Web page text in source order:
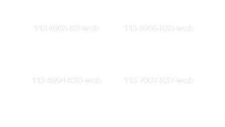
113 6965-KS-web 113 6966-KS5-web
113 6994-KS0-web 113 7007-KS7-web